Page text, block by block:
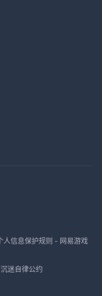
人信息保护规则 - 网易游戏
迷自律公约